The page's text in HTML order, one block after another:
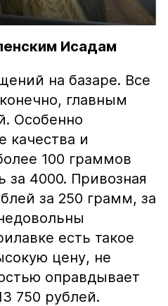
Исадам
на базаре. Все
главным
Особенно
качества и
100 граммов
за 4000. Привозная
за 250 грамм, за
есть такое
цену, не
оправдывает
750 рублей.